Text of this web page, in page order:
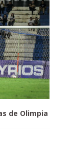
de Olimpia